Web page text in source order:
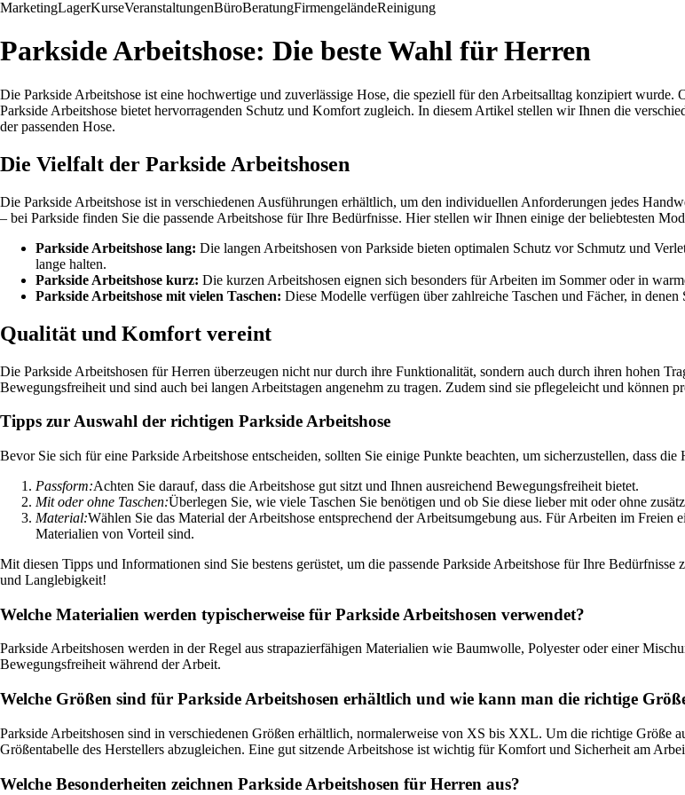
MarketingLagerKurseVeranstaltungenBüroBeratungFirmengeländeReinigung
Parkside Arbeitshose: Die beste Wahl für Herren
Die Parkside Arbeitshose ist eine hochwertige und zuverlässige Hose, die speziell für den Arbeitsalltag konzipiert
Parkside Arbeitshose bietet hervorragenden Schutz und Komfort zugleich. In diesem Artikel stellen wir Ihnen die
der passenden Hose.
Die Vielfalt der Parkside Arbeitshosen
Die Parkside Arbeitshose ist in verschiedenen Ausführungen erhältlich, um den individuellen Anforderungen jedes
– bei Parkside finden Sie die passende Arbeitshose für Ihre Bedürfnisse. Hier stellen wir Ihnen einige der beliebtesten
Parkside Arbeitshose lang: Die langen Arbeitshosen von Parkside bieten optimalen Schutz vor Schmutz und
lange halten.
Parkside Arbeitshose kurz: Die kurzen Arbeitshosen eignen sich besonders für Arbeiten im Sommer oder in
Parkside Arbeitshose mit vielen Taschen: Diese Modelle verfügen über zahlreiche Taschen und Fächer, in
Qualität und Komfort vereint
Die Parkside Arbeitshosen für Herren überzeugen nicht nur durch ihre Funktionalität, sondern auch durch ihren hohen
Bewegungsfreiheit und sind auch bei langen Arbeitstagen angenehm zu tragen. Zudem sind sie pflegeleicht und können
Tipps zur Auswahl der richtigen Parkside Arbeitshose
Bevor Sie sich für eine Parkside Arbeitshose entscheiden, sollten Sie einige Punkte beachten, um sicherzustellen, dass
Passform:Achten Sie darauf, dass die Arbeitshose gut sitzt und Ihnen ausreichend Bewegungsfreiheit bietet.
Mit oder ohne Taschen:Überlegen Sie, wie viele Taschen Sie benötigen und ob Sie diese lieber mit oder ohne
Material:Wählen Sie das Material der Arbeitshose entsprechend der Arbeitsumgebung aus. Für Arbeiten im
Materialien von Vorteil sind.
Mit diesen Tipps und Informationen sind Sie bestens gerüstet, um die passende Parkside Arbeitshose für Ihre
und Langlebigkeit!
Welche Materialien werden typischerweise für Parkside Arbeitshosen verwendet?
Parkside Arbeitshosen werden in der Regel aus strapazierfähigen Materialien wie Baumwolle, Polyester oder einer
Bewegungsfreiheit während der Arbeit.
Welche Größen sind für Parkside Arbeitshosen erhältlich und wie kann man die richtige
Parkside Arbeitshosen sind in verschiedenen Größen erhältlich, normalerweise von XS bis XXL. Um die richtige Größe
Größentabelle des Herstellers abzugleichen. Eine gut sitzende Arbeitshose ist wichtig für Komfort und Sicherheit am
Welche Besonderheiten zeichnen Parkside Arbeitshosen für Herren aus?